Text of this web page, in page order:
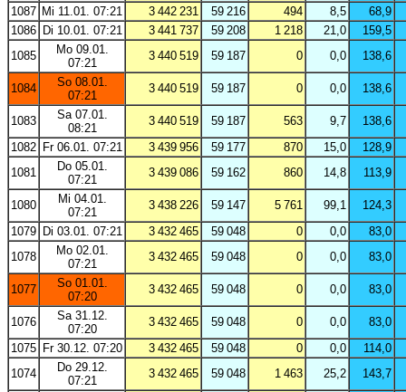
1087 Mi 11.01. 07:21 3 442 231 59 216 494 8,5
68,9
1086 Di 10.01. 07:21 3 441 737 59 208 1 218 21,0
159,5
1085
Mo 09.01.
07:21
3 440 519 59 187 0 0,0 138,6
1084
So 08.01.
07:21
3 440 519 59 187 0 0,0 138,6
1083
Sa 07.01.
08:21
3 440 519 59 187 563 9,7
138,6
1082 Fr 06.01. 07:21 3 439 956 59 177 870 15,0
128,9
1081
Do 05.01.
07:21
3 439 086 59 162 860 14,8 113,9
1080
Mi 04.01.
07:21
3 438 226 59 147 5 761 99,1
124,3
1079 Di 03.01. 07:21 3 432 465 59 048 0 0,0
83,0
1078
Mo 02.01.
07:21
3 432 465 59 048 0 0,0 83,0
1077
So 01.01.
07:20
3 432 465 59 048 0 0,0 83,0
1076
Sa 31.12.
07:20
3 432 465 59 048 0 0,0
83,0
1075 Fr 30.12. 07:20 3 432 465 59 048 0 0,0
114,0
1074
Do 29.12.
07:21
3 432 465 59 048 1 463 25,2 143,7